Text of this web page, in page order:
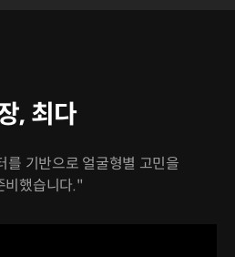
, 최다
기반으로 얼굴형별 고민을
비했습니다."